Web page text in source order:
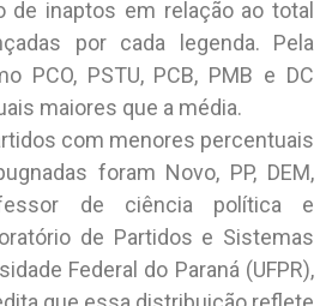
de inaptos em relação ao total
por cada legenda. Pela
PCO, PSTU, PCB, PMB e DC
maiores que a média.
com menores percentuais
foram Novo, PP, DEM,
de ciência política e
de Partidos e Sistemas
Federal do Paraná (UFPR),